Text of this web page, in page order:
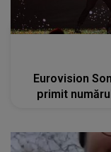
Eurovision
primit